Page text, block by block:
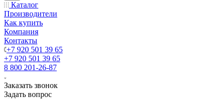
Каталог
Производители
Как купить
Компания
Контакты
+7 920 501 39 65
+7 920 501 39 65
8 800 201-26-87
Заказать звонок
Задать вопрос